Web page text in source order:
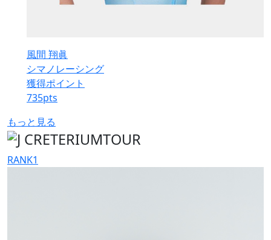
風間 翔眞
シマノレーシング
獲得ポイント
735pts
もっと見る
RANK1